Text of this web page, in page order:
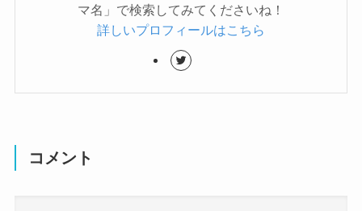
マ名」で検索してみてくださいね！
詳しいプロフィールはこちら
コメント